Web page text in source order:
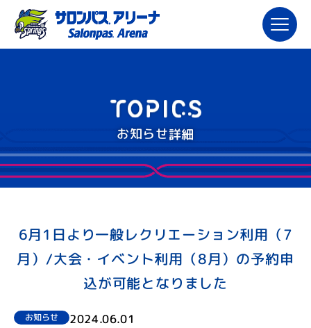
お知らせ詳細
6月1日より一般レクリエーション利用（7
月）/大会・イベント利用（8月）の予約申
込が可能となりました
お知らせ 2024.06.01